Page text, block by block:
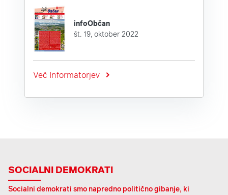
infoObčan
št. 19, oktober 2022
Več Informatorjev
SOCIALNI DEMOKRATI
Socialni demokrati smo napredno politično gibanje, ki